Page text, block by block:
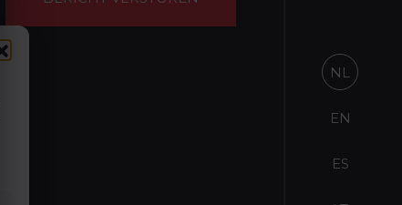
NL
EN
ES